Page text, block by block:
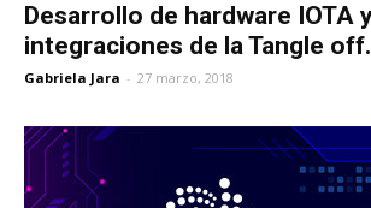
Desarrollo de hardware IOTA
integraciones de la Tangle
Gabriela Jara - 27 marzo, 2018